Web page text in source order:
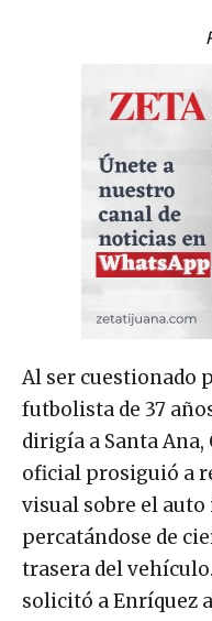
Al ser cuestionado
futbolista de 37
dirigía a Santa
oficial prosiguió a
visual sobre el
percatándose de
trasera del
solicitó a Enríquez